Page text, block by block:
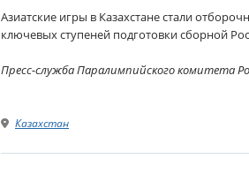
Азиатские игры в Казахстане стали
ключевых ступеней подготовки сборной
Пресс-служба Паралимпийского комитета
Казахстан